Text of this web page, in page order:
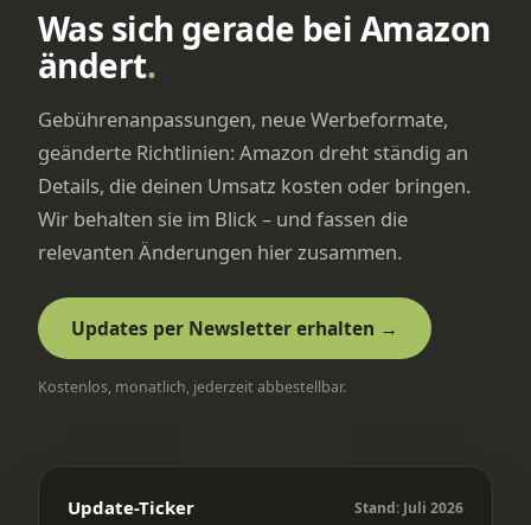
Was sich gerade bei Amazon
ändert.
Gebührenanpassungen, neue Werbeformate,
geänderte Richtlinien: Amazon dreht ständig an
Details, die deinen Umsatz kosten oder bringen.
Wir behalten sie im Blick – und fassen die
relevanten Änderungen hier zusammen.
Updates per Newsletter erhalten →
Kostenlos, monatlich, jederzeit abbestellbar.
Update-Ticker Stand: Juli 2026